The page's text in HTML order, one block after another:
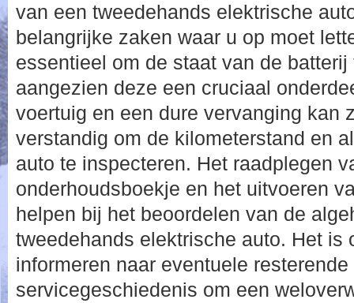
van een tweedehands elektrische
belangrijke zaken waar u op moet
essentieel om de staat van de
aangezien deze een cruciaal
voertuig en een dure vervanging kan
verstandig om de kilometerstand en
auto te inspecteren. Het raadplegen
onderhoudsboekje en het uitvoeren
helpen bij het beoordelen van de
tweedehands elektrische auto. Het is
informeren naar eventuele
servicegeschiedenis om een